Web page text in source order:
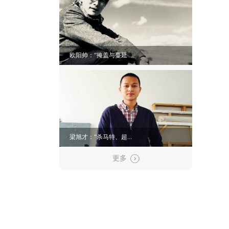
欧阳帅：“掩盖与蔓延...
梁旭才：“杀马特、超...
更多